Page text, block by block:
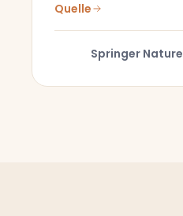
Quelle
Springer Nature